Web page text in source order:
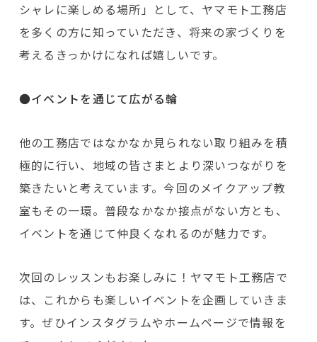
シャレに楽しめる場所」として、ヤマモト工務店
を多くの方に知っていただき、将来の家づくりを
考えるきっかけになれば嬉しいです。
●イベントを通じて広がる輪
他の工務店ではなかなか見られない取り組みを積
極的に行い、地域の皆さまとより深いつながりを
築きたいと考えています。今回のメイクアップ教
室もその一環。普段なかなか接点がない方とも、
イベントを通じて仲良くなれるのが魅力です。
次回のレッスンもお楽しみに！ヤマモト工務店で
は、これからも楽しいイベントを企画していきま
す。ぜひインスタグラムやホームページで情報を